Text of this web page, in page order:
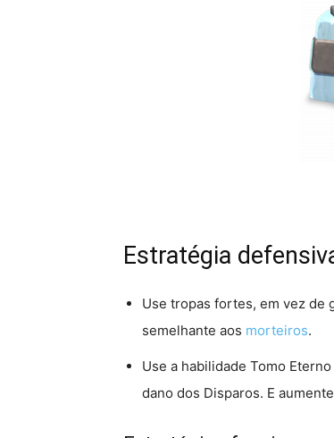
Estratégia
Use tropas fortes, em vez de
semelhante aos morteiros.
Use a habilidade Tomo
dano dos Disparos. E